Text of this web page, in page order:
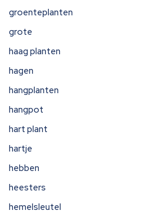
groenteplanten
grote
haag planten
hagen
hangplanten
hangpot
hart plant
hartje
hebben
heesters
hemelsleutel